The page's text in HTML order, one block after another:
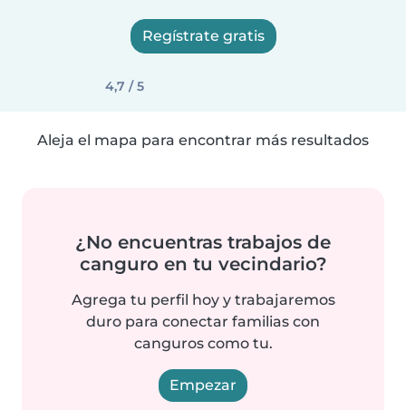
Regístrate gratis
4,7 / 5
Aleja el mapa para encontrar más resultados
¿No encuentras trabajos de
canguro en tu vecindario?
Agrega tu perfil hoy y trabajaremos
duro para conectar familias con
canguros como tu.
Empezar